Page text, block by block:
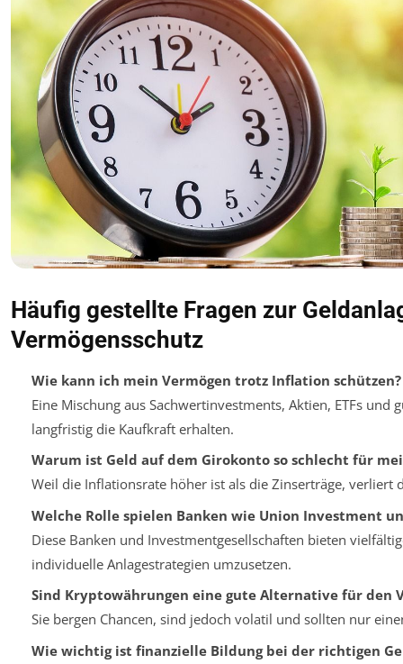
Häufig gestellte Fragen zur
Vermögensschutz
Wie kann ich mein Vermögen trotz Inflation schützen?
Eine Mischung aus Sachwertinvestments, Aktien, ETFs und
langfristig die Kaufkraft erhalten.
Warum ist Geld auf dem Girokonto so schlecht für
Weil die Inflationsrate höher ist als die Zinserträge, verliert
Welche Rolle spielen Banken wie Union Investment
Diese Banken und Investmentgesellschaften bieten
individuelle Anlagestrategien umzusetzen.
Sind Kryptowährungen eine gute Alternative für den
Sie bergen Chancen, sind jedoch volatil und sollten nur
Wie wichtig ist finanzielle Bildung bei der richtigen